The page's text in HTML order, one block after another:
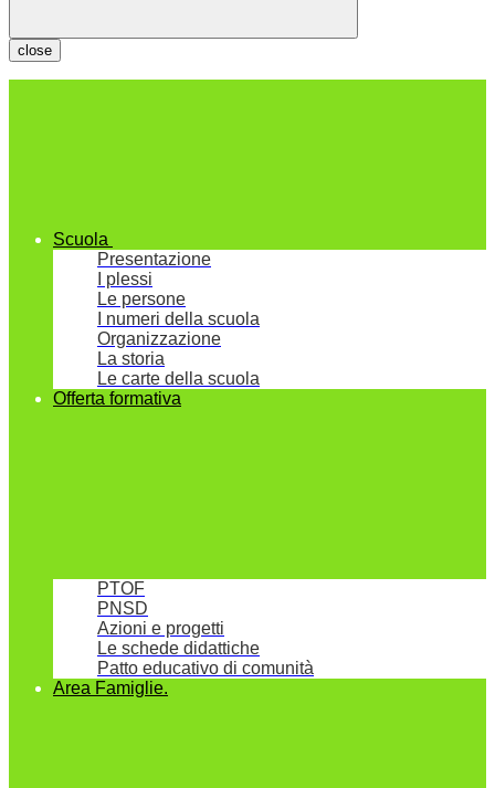
close
Scuola
Presentazione
I plessi
Le persone
I numeri della scuola
Organizzazione
La storia
Le carte della scuola
Offerta formativa
PTOF
PNSD
Azioni e progetti
Le schede didattiche
Patto educativo di comunità
Area Famiglie.